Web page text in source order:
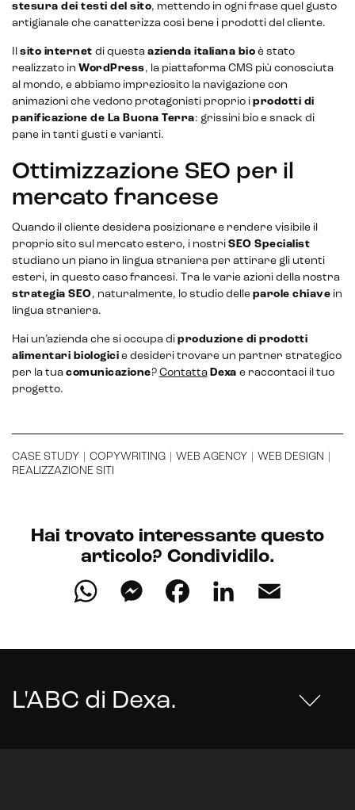
CRM & email marketing
Email marketing
Lead generation e nurturing
stesura dei testi del sito, mettendo in ogni frase quel gusto
artigianale che caratterizza così bene i prodotti del cliente.
Il sito internet di questa azienda italiana bio è stato
realizzato in WordPress, la piattaforma CMS più conosciuta
al mondo, e abbiamo impreziosito la navigazione con
animazioni che vedono protagonisti proprio i prodotti di
panificazione de La Buona Terra: grissini bio e snack di
pane in tanti gusti e varianti.
Ottimizzazione SEO per il
mercato francese
Quando il cliente desidera posizionare e rendere visibile il
proprio sito sul mercato estero, i nostri SEO Specialist
studiano un piano in lingua straniera per attirare gli utenti
esteri, in questo caso francesi. Tra le varie azioni della nostra
strategia SEO, naturalmente, lo studio delle parole chiave in
lingua straniera.
Hai un’azienda che si occupa di produzione di prodotti
alimentari biologici e desideri trovare un partner strategico
per la tua comunicazione? Contatta Dexa e raccontaci il tuo
progetto.
CASE STUDY COPYWRITING WEB AGENCY WEB DESIGN
REALIZZAZIONE SITI
Hai trovato interessante questo
articolo? Condividilo.
WhatsApp
Messenger
Facebook
LinkedIn
L'ABC di Dexa.